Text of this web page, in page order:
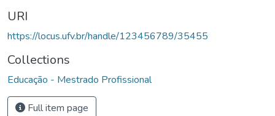
URI
https://locus.ufv.br/handle/123456789/35455
Collections
Educação - Mestrado Profissional
Full item page